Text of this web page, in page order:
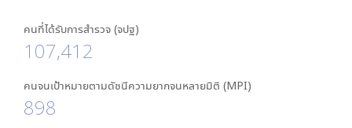
คนที่ได้รับการสำรวจ (จปฐ)
107,412
คนจนเป้าหมายตามดัชนีความยากจนหลายมิติ (MPI)
898